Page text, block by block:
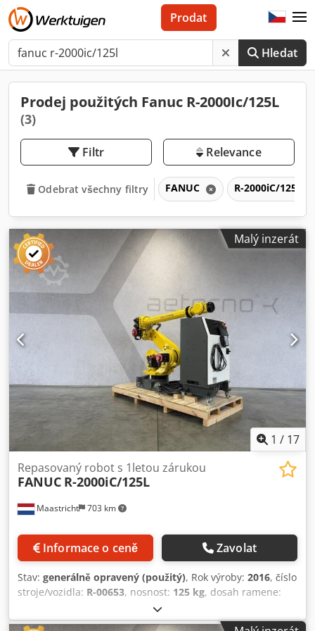
Hledat
Prodat
Prodej použitých Fanuc R-2000Ic/125L
(3)
Filtr Relevance
Odebrat všechny filtry FANUC R-2000iC/125L
Malý inzerát
1 / 17
Maastricht 703 km
Repasovaný robot s 1letou zárukou
FANUC R-2000iC/125L
Informace o ceně Zavolat
Stav: generálně opravený (použitý), Rok výroby: 2016, číslo
stroje/vozidla: R-00653, nosnost: 125 kg, dosah ramene:
, výrobce řídicích jednotek:
výrobce ovládacích panelů:A05B-2255-C101#EGN,